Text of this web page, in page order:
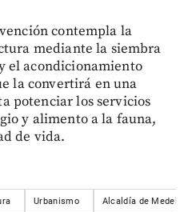
contempla la
mediante la siembra
el acondicionamiento
la convertirá en una
potenciar los servicios
y alimento a la fauna,
de vida.
Urbanismo Alcaldía de